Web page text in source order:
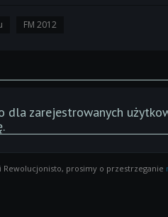
FM 2012
zarejestrowanych
.
Rewolucjonisto, prosimy o przestrzeganie